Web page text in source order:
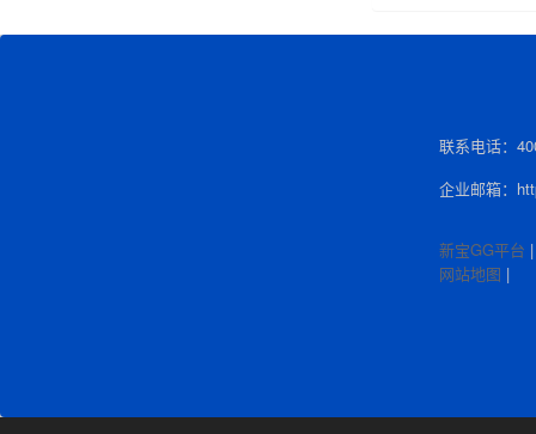
联系电话：
企业邮箱：
新宝GG平台
网站地图 |